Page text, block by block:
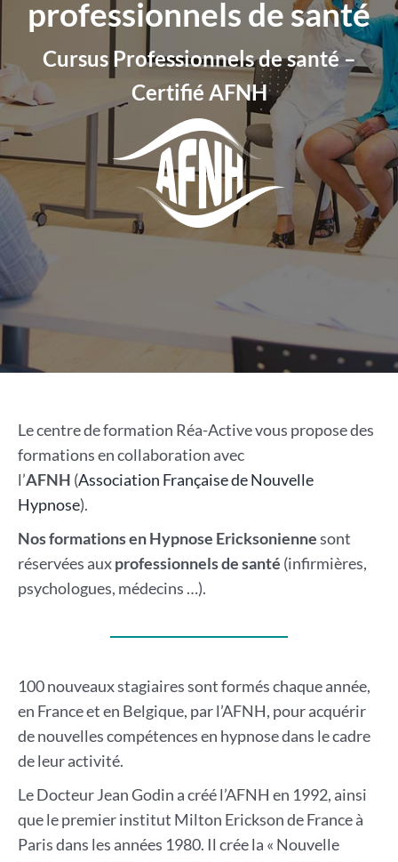
professionnels de santé
Cursus Professionnels de santé –
Certifié AFNH
Le centre de formation Réa-Active vous propose des
formations en collaboration avec
l’AFNH (Association Française de Nouvelle
Hypnose).
Nos formations en Hypnose Ericksoniennesont
réservées auxprofessionnels de santé (infirmières,
psychologues, médecins …).
100 nouveaux stagiaires sont formés chaque année,
en France et en Belgique, par l’AFNH, pour acquérir
de nouvelles compétences en hypnose dans le cadre
de leur activité.
Le Docteur Jean Godin a créé l’AFNH en 1992, ainsi
que le premier institut Milton Erickson de France à
Paris dans les années 1980. Il crée la « Nouvelle